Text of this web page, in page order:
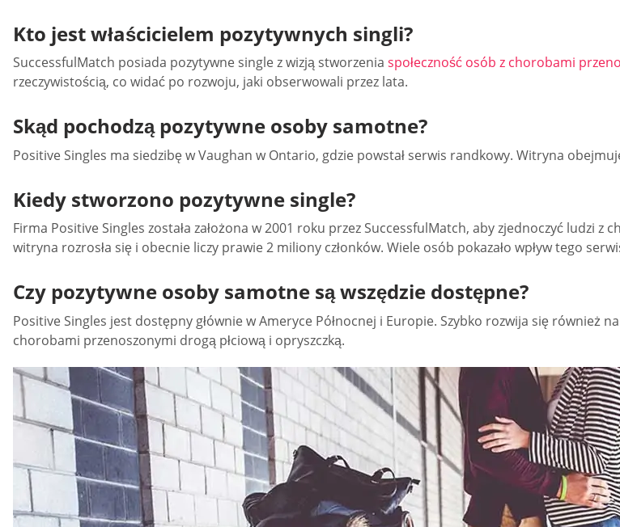
Kto jest właścicielem pozytywnych singli?
SuccessfulMatch posiada pozytywne single z wizją stworzenia społeczność osób z chorobami
rzeczywistością, co widać po rozwoju, jaki obserwowali przez lata.
Skąd pochodzą pozytywne osoby samotne?
Positive Singles ma siedzibę w Vaughan w Ontario, gdzie powstał serwis randkowy. Witryna
Kiedy stworzono pozytywne single?
Firma Positive Singles została założona w 2001 roku przez SuccessfulMatch, aby zjednoczyć ludzi
witryna rozrosła się i obecnie liczy prawie 2 miliony członków. Wiele osób pokazało wpływ tego
Czy pozytywne osoby samotne są wszędzie dostępne?
Positive Singles jest dostępny głównie w Ameryce Północnej i Europie. Szybko rozwija się również
chorobami przenoszonymi drogą płciową i opryszczką.